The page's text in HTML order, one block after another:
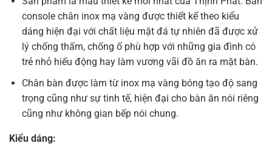
console chân inox mạ vàng được thiết kế theo kiểu
dáng hiện đại với chất liệu mặt đá tự nhiên đã được xử
lý chống thấm, chống ố phù hợp với những gia đình có
trẻ nhỏ hiếu động hay làm vương vãi đồ ăn ra mặt bàn.
Chân bàn được làm từ inox mạ vàng bóng tạo độ sang
trọng cũng như sự tinh tế, hiện đại cho bàn ăn nói riêng
cũng như không gian bếp nói chung.
Kiểu dáng: